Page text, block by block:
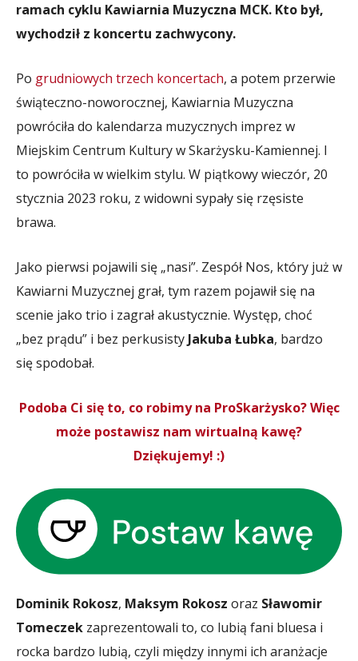
ramach cyklu Kawiarnia Muzyczna MCK. Kto był,
wychodził z koncertu zachwycony.
Po grudniowych trzech koncertach, a potem przerwie
świąteczno-noworocznej, Kawiarnia Muzyczna
powróciła do kalendarza muzycznych imprez w
Miejskim Centrum Kultury w Skarżysku-Kamiennej. I
to powróciła w wielkim stylu. W piątkowy wieczór, 20
stycznia 2023 roku, z widowni sypały się rzęsiste
brawa.
Jako pierwsi pojawili się „nasi”. Zespół Nos, który już w
Kawiarni Muzycznej grał, tym razem pojawił się na
scenie jako trio i zagrał akustycznie. Występ, choć
„bez prądu” i bez perkusisty Jakuba Łubka, bardzo
się spodobał.
Podoba Ci się to, co robimy na ProSkarżysko? Więc
może postawisz nam wirtualną kawę?
Dziękujemy! :)
Dominik Rokosz, Maksym Rokosz oraz Sławomir
Tomeczek zaprezentowali to, co lubią fani bluesa i
rocka bardzo lubią, czyli między innymi ich aranżacje